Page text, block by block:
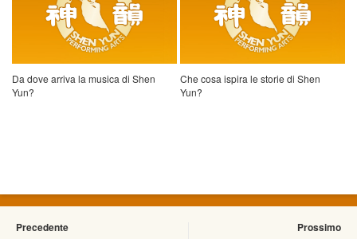
Da dove arriva la musica di Shen
Yun?
Che cosa ispira le storie di Shen
Yun?
Precedente Prossimo